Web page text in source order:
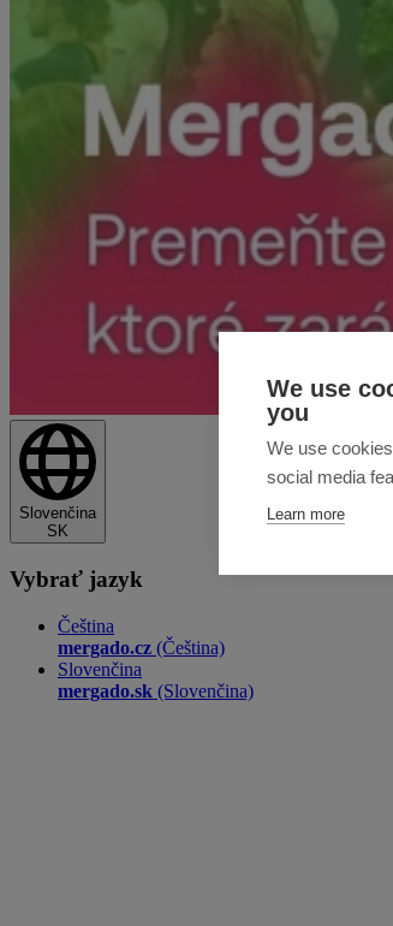
Slovenčina
SK
Vybrať jazyk
Čeština
mergado.cz (Čeština)
Slovenčina
mergado.sk (Slovenčina)
We use
you
We use
social media
Learn more